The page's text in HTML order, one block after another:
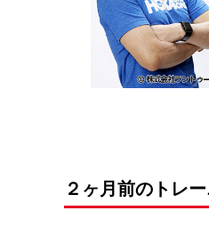
２ヶ月前のトレ